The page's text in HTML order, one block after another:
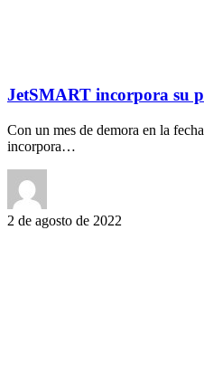
JetSMART incorpora su
Con un mes de demora en la
incorpora…
2 de agosto de 2022